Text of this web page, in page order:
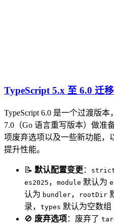
TypeScript 5.x 至 6.0 迁
TypeScript 6.0 是一个过渡版
7.0（Go 语言重写版本）做准
项废弃选项以及一些新功能，
提升性能。
📝 默认配置变更 ：
es2025 ， module 默认为
认为 bundler， rootDir
录， types 默认为空数
🚫 废弃选项 ：废弃了